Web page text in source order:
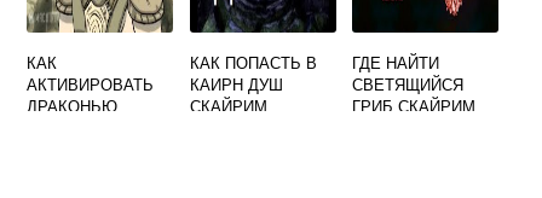
КАК
АКТИВИРОВАТЬ
ДРАКОНЬЮ
КАК ПОПАСТЬ В
КАИРН ДУШ
СКАЙРИМ
ГДЕ НАЙТИ
СВЕТЯЩИЙСЯ
ГРИБ СКАЙРИМ